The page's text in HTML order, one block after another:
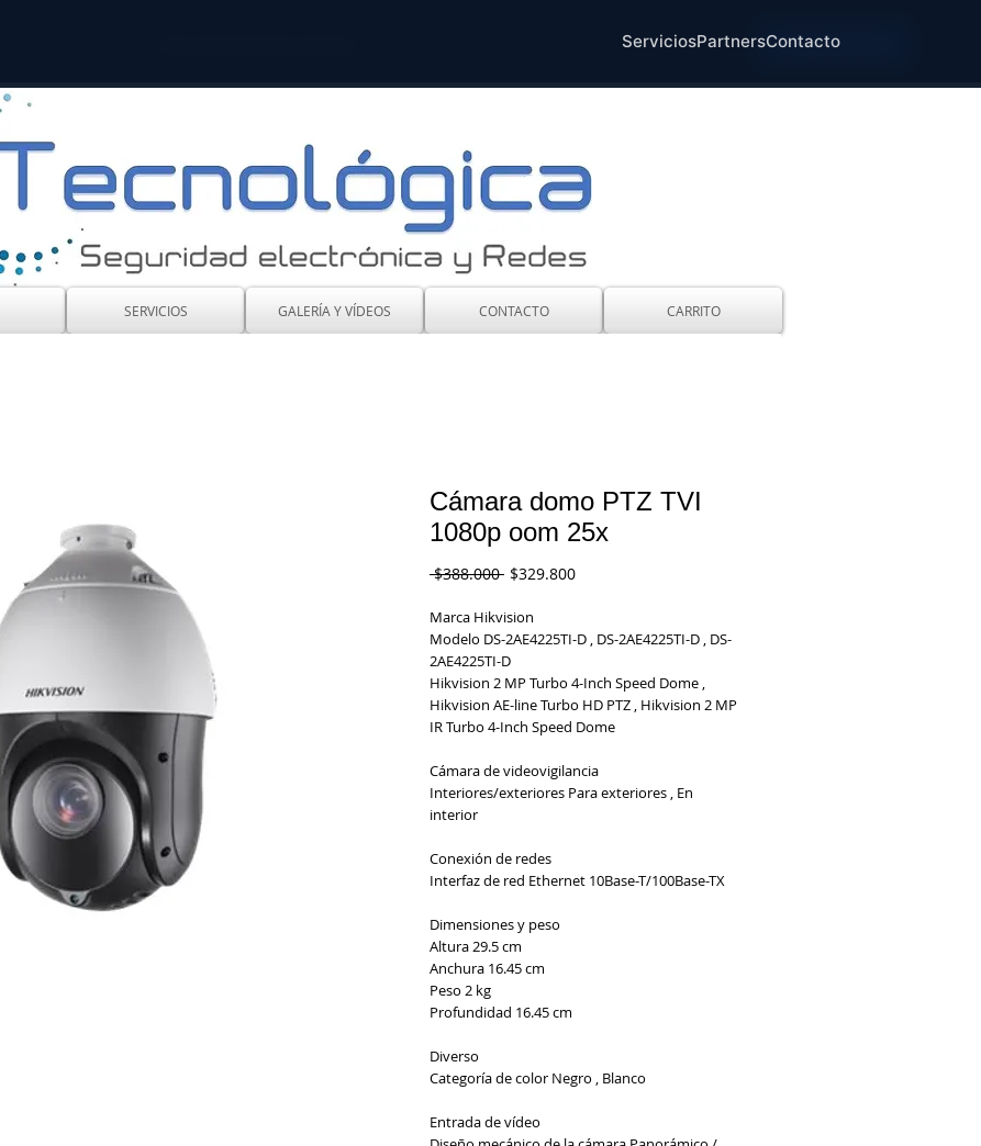
SERVICIOS GALERÍA Y VÍDEOS CONTACTO CARRITO
Cámara domo PTZ TVI
1080p oom 25x
$388.000 Precio
$329.800Precio
Marca Hikvision
Modelo DS-2AE4225TI-D , DS-2AE4225TI-D , DS-
2AE4225TI-D
Hikvision 2 MP Turbo 4-Inch Speed Dome ,
Hikvision AE-line Turbo HD PTZ , Hikvision 2 MP
IR Turbo 4-Inch Speed Dome
Cámara de videovigilancia
Interiores/exteriores Para exteriores , En
interior
Conexión de redes
Interfaz de red Ethernet 10Base-T/100Base-TX
Dimensiones y peso
Altura29.5 cm
Anchura 16.45 cm
Peso 2 kg
Profundidad 16.45 cm
Diverso
Categoría de color Negro , Blanco
Entrada de vídeo
Cotizar Ahora
ServiciosPartnersContacto